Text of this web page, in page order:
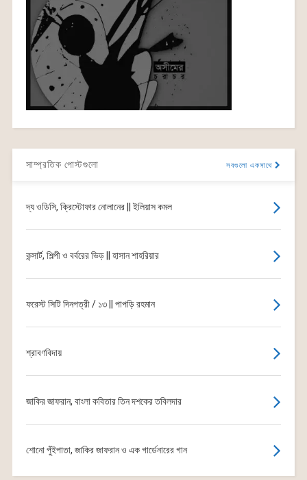
সাম্প্রতিক পোস্টগুলো সবগুলো একসাথে
দ্য ওডিসি, ক্রিস্টোফার নোলানের || ইলিয়াস কমল
কন্সার্ট, শিল্পী ও বর্বরের ভিড় || হাসান শাহরিয়ার
ফরেস্ট সিটি দিনপত্রী / ১৩ || পাপড়ি রহমান
শ্রাবণবিদায়
জাকির জাফরান, বাংলা কবিতার তিন দশকের তবিলদার
শোনো পুঁইপাতা, জাকির জাফরান ও এক গার্ডেনারের গান